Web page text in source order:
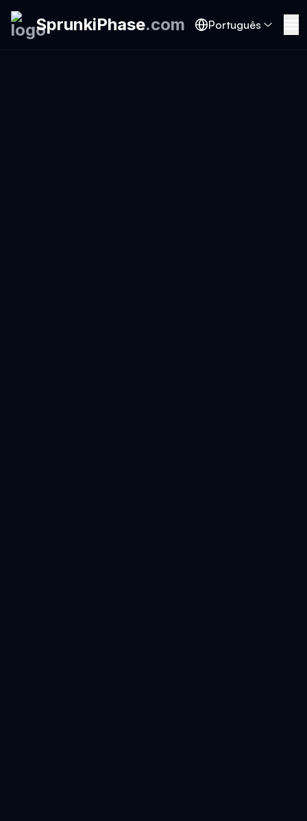
SprunkiPhase.com Português